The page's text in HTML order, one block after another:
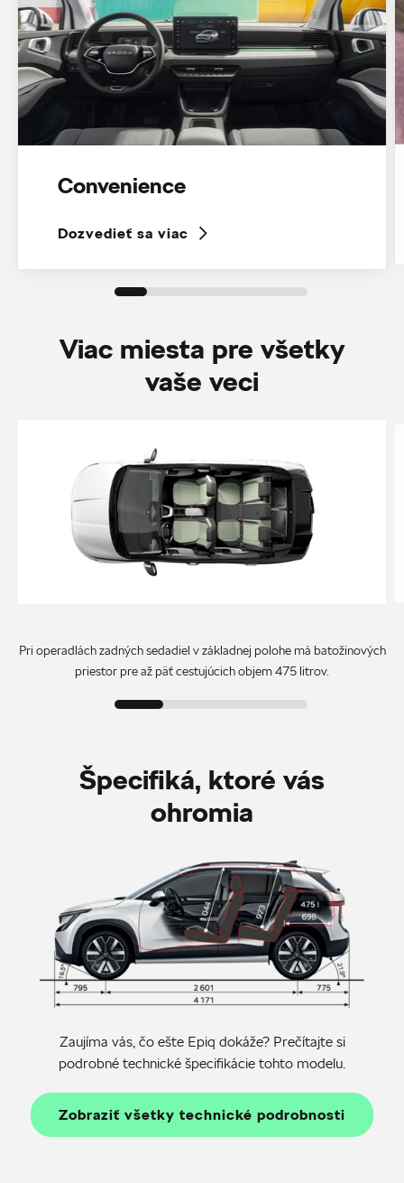
Convenience
Dozvedieť sa viac
Viac miesta pre všetky
vaše veci
Pri operadlách zadných sedadiel v základnej polohe má batožinových
priestor pre až päť cestujúcich objem 475 litrov.
Špecifiká, ktoré vás
ohromia
Zaujíma vás, čo ešte Epiq dokáže? Prečítajte si
podrobné technické špecifikácie tohto modelu.
Zobraziť všetky technické podrobnosti